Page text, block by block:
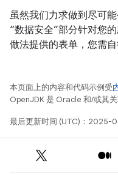
虽然我们力求做到尽可
“数据安全”部分针对您
做法提供的表单，您需自
本页面上的内容和代码示例受
OpenJDK 是 Oracle 和/或其关
最后更新时间 (UTC)：2025-